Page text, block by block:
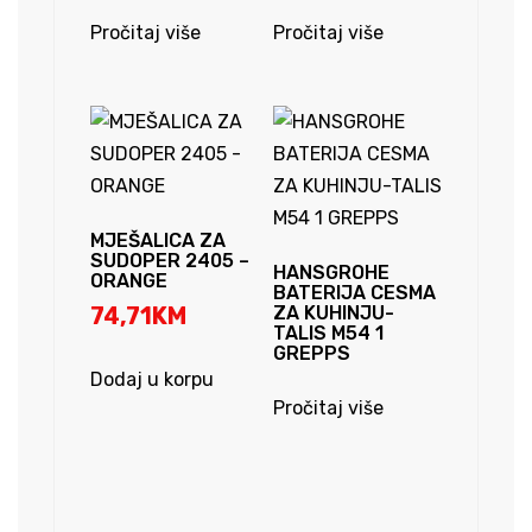
Pročitaj više Pročitaj više
MJEŠALICA ZA
SUDOPER 2405 –
ORANGE
74,71KM
Dodaj u korpu
HANSGROHE
BATERIJA CESMA
ZA KUHINJU-
TALIS M54 1
GREPPS
Pročitaj više